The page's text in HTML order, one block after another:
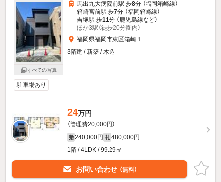
すべての写真
馬出九大病院前駅 歩8分 （福岡箱崎線）
箱崎宮前駅 歩7分 （福岡箱崎線）
吉塚駅 歩11分 （鹿児島線など）
ほか3駅（徒歩20分圏内）
福岡県福岡市東区箱崎１
3階建 / 新築 / 木造
駐車場あり
24万円
（管理費20,000円）
敷 240,000円 礼 480,000円
1階 / 4LDK / 99.29㎡
お問い合わせ （無料）